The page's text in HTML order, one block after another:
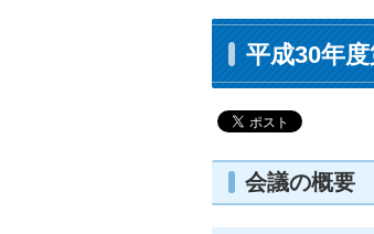
平成30年
会議の概要